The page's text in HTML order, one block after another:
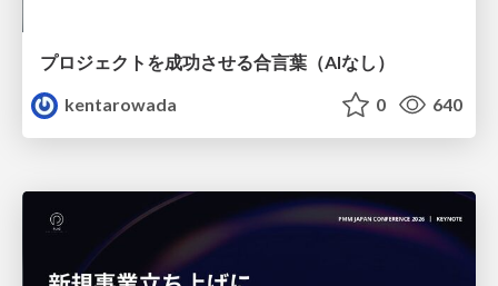
プロジェクトを成功させる合言葉（AIなし）
kentarowada
0 640